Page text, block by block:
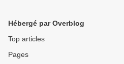
Hébergé par Overblog
Top articles
Pages